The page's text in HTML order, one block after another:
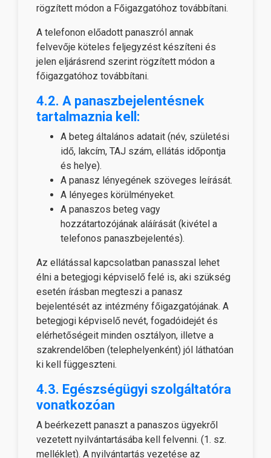
rögzített módon a Főigazgatóhoz továbbítani.
A telefonon előadott panaszról annak
felvevője köteles feljegyzést készíteni és
jelen eljárásrend szerint rögzített módon a
főigazgatóhoz továbbítani.
4.2. A panaszbejelentésnek
tartalmaznia kell:
A beteg általános adatait (név, születési
idő, lakcím, TAJ szám, ellátás időpontja
és helye).
A panasz lényegének szöveges leírását.
A lényeges körülményeket.
A panaszos beteg vagy
hozzátartozójának aláírását (kivétel a
telefonos panaszbejelentés).
Az ellátással kapcsolatban panasszal lehet
élni a betegjogi képviselő felé is, aki szükség
esetén írásban megteszi a panasz
bejelentését az intézmény főigazgatójának. A
betegjogi képviselő nevét, fogadóidejét és
elérhetőségeit minden osztályon, illetve a
szakrendelőben (telephelyenként) jól láthatóan
ki kell függeszteni.
4.3. Egészségügyi szolgáltatóra
vonatkozóan
A beérkezett panaszt a panaszos ügyekről
vezetett nyilvántartásába kell felvenni. (1. sz.
melléklet). A nyilvántartás vezetése az